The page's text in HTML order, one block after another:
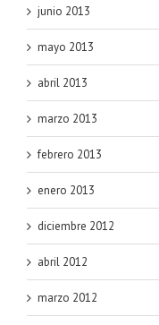
junio 2013
mayo 2013
abril 2013
marzo 2013
febrero 2013
enero 2013
diciembre 2012
abril 2012
marzo 2012